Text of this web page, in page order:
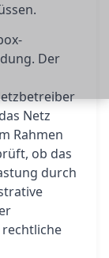
Der
Netz
Rahmen
ob das
durch